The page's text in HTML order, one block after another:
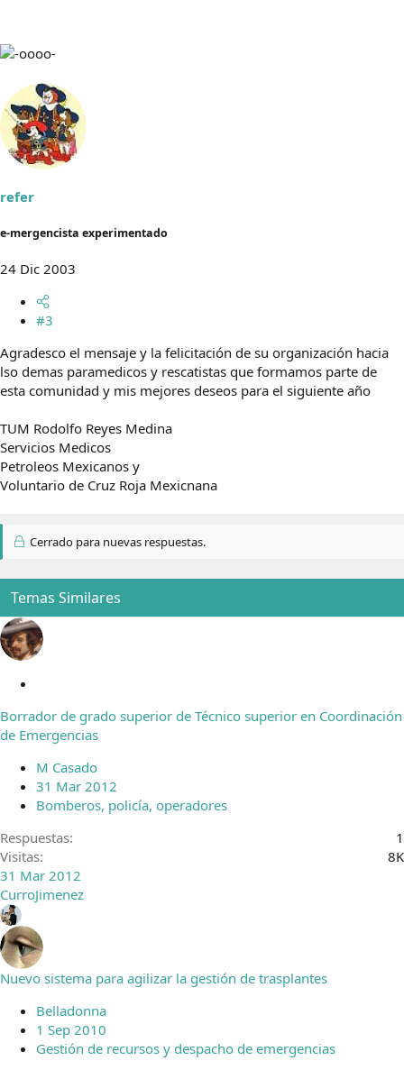
refer
e-mergencista experimentado
24 Dic 2003
#3
Agradesco el mensaje y la felicitación de su organización hacia
lso demas paramedicos y rescatistas que formamos parte de
esta comunidad y mis mejores deseos para el siguiente año
TUM Rodolfo Reyes Medina
Servicios Medicos
Petroleos Mexicanos y
Voluntario de Cruz Roja Mexicnana
Cerrado para nuevas respuestas.
Temas Similares
r
r
d
o
Borrador de grado superior de Técnico superior en Coordinación
de Emergencias
M Casado
31 Mar 2012
Bomberos, policía, operadores
Respuestas
1
Visitas
8K
31 Mar 2012
CurroJimenez
Nuevo sistema para agilizar la gestión de trasplantes
Belladonna
1 Sep 2010
Gestión de recursos y despacho de emergencias